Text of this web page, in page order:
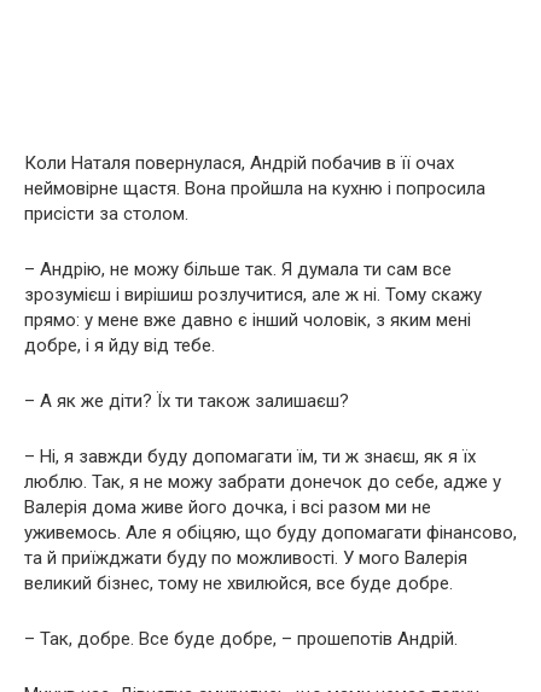
Коли Наталя повернулася, Андрій побачив в її очах
неймовірне щастя. Вона пройшла на кухню і попросила
присісти за столом.
– Андрію, не можу більше так. Я думала ти сам все
зрозумієш і вирішиш розлучитися, але ж ні. Тому скажу
прямо: у мене вже давно є інший чоловік, з яким мені
добре, і я йду від тебе.
– А як же діти? Їх ти також залишаєш?
– Ні, я завжди буду допомагати їм, ти ж знаєш, як я їх
люблю. Так, я не можу забрати донечок до себе, адже у
Валерія дома живе його дочка, і всі разом ми не
уживемось. Але я обіцяю, що буду допомагати фінансово,
та й приїжджати буду по можливості. У мого Валерія
великий бізнес, тому не хвилюйся, все буде добре.
– Так, добре. Все буде добре, – прошепотів Андрій.